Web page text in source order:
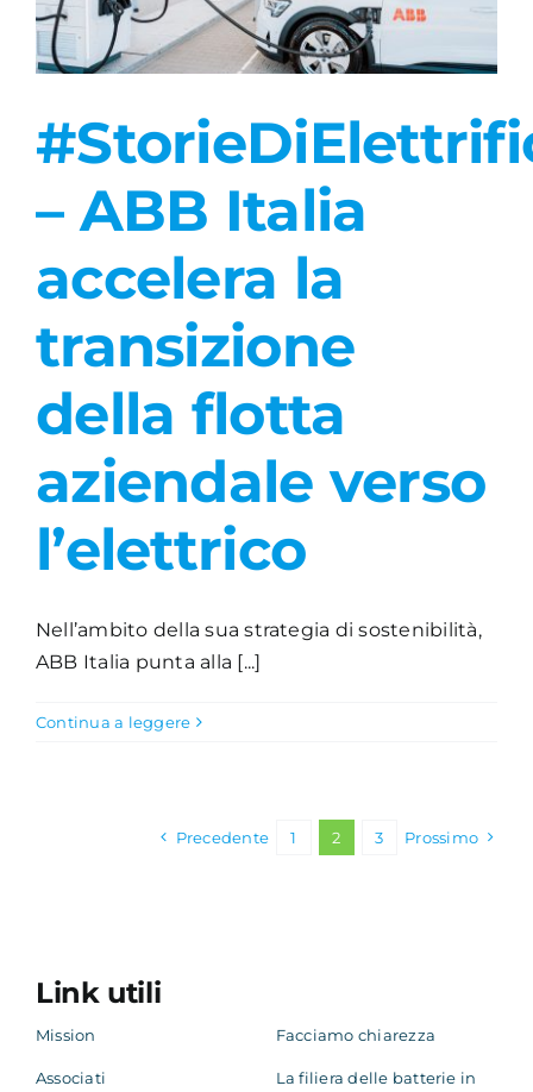
– ABB Italia
accelera la
transizione
della flotta
aziendale verso
l’elettrico
Nell’ambito della sua strategia di sostenibilità,
ABB Italia punta alla [...]
Continua a leggere
Precedente 1 2 3 Prossimo
Link utili
Mission
Associati
Facciamo chiarezza
La filiera delle batterie in